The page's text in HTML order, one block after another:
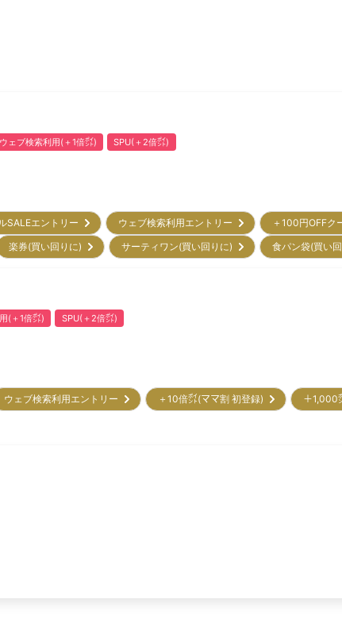
ウェブ検索利用(＋1倍㌽) SPU(＋2倍㌽)
SALEエントリー ウェブ検索利用エントリー ＋100円OFF
楽券(買い回りに) サーティワン(買い回りに) 食パン袋(買い
(＋1倍㌽) SPU(＋2倍㌽)
ウェブ検索利用エントリー ＋10倍㌽(ママ割 初登録) ＋1,000